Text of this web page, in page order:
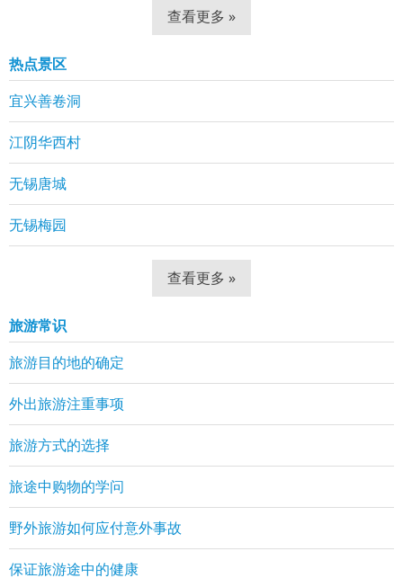
查看更多 »
热点景区
宜兴善卷洞
江阴华西村
无锡唐城
无锡梅园
查看更多 »
旅游常识
旅游目的地的确定
外出旅游注重事项
旅游方式的选择
旅途中购物的学问
野外旅游如何应付意外事故
保证旅游途中的健康